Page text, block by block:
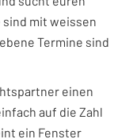
mit weissen
Termine sind
einen
auf die Zahl
ein Fenster